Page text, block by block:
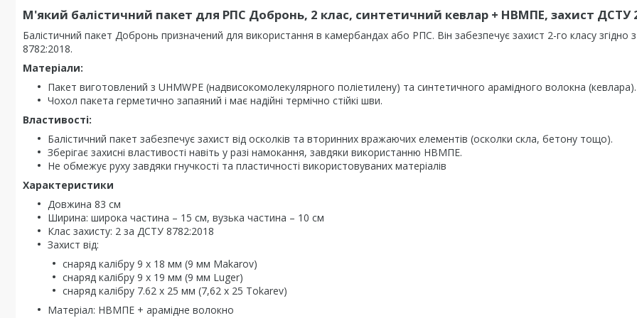
М'який балістичний пакет для РПС Добронь, 2 клас, синтетичний кевлар + НВМПЕ, захист ДСТУ
Балістичний пакет Добронь призначений для використання в камербандах або РПС. Він забезпечує захист 2-го класу згідно
8782:2018.
Матеріали:
Пакет виготовлений з UHMWPE (надвисокомолекулярного поліетилену) та синтетичного арамідного волокна (кевлара).
Чохол пакета герметично запаяний і має надійні термічно стійкі шви.
Властивості:
Балістичний пакет забезпечує захист від осколків та вторинних вражаючих елементів (осколки скла, бетону тощо).
Зберігає захисні властивості навіть у разі намокання, завдяки використанню НВМПЕ.
Не обмежує руху завдяки гнучкості та пластичності використовуваних матеріалів
Характеристики
Довжина 83 см
Ширина: широка частина – 15 см, вузька частина – 10 см
Клас захисту: 2 за ДСТУ 8782:2018
Захист від:
снаряд калібру 9 х 18 мм (9 мм Makarov)
снаряд калібру 9 х 19 мм (9 мм Luger)
снаряд калібру 7.62 х 25 мм (7,62 x 25 Tokarev)
Матеріал: НВМПЕ + арамідне волокно